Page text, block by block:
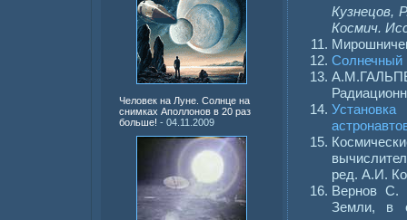
Человек на Луне. Солнце на
снимках Аполлонов в 20 раз
больше! - 04.11.2009
Кузнецов,
Космич.
Солнечный
Установка
ред. А.И.
Вернов С.
Земли, в